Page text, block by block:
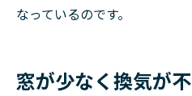
なっているのです。
窓が少なく換気が